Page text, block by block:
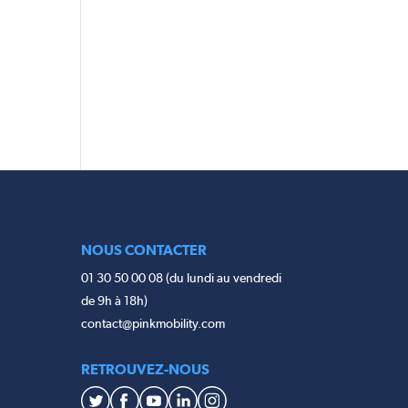
NOUS CONTACTER
01 30 50 00 08 (du lundi au vendredi
de 9h à 18h)
contact@pinkmobility.com
RETROUVEZ-NOUS